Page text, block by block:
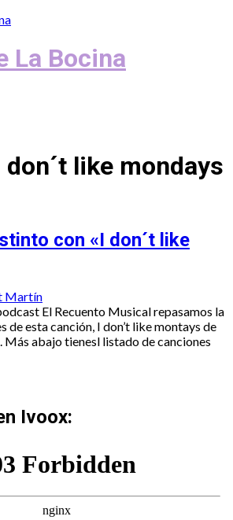
La Bocina
don´t like mondays
con «I don´t like
Martín
El Recuento Musical repasamos la
de esta canción, I don’t like montays de
Más abajo tienesl listado de canciones
Ivoox: